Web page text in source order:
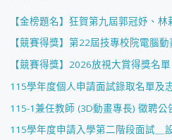
【金榜題名】狂賀第九屆郭冠妤、
【競賽得獎】第22屆技專校院電腦
【競賽得獎】2026放視大賞得獎名單
115學年度個人申請面試錄取名單及
115-1兼任教師 (3D動畫專長) 徵聘公
115學年度申請入學第二階段面試＿